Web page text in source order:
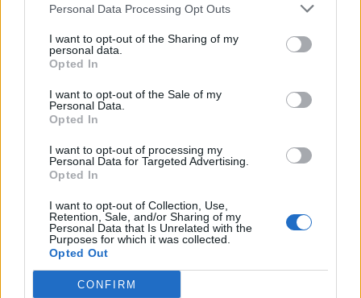
Personal Data Processing Opt Outs
I want to opt-out of the Sharing of my
personal data.
Opted In
I want to opt-out of the Sale of my
Personal Data.
Opted In
I want to opt-out of processing my
Personal Data for Targeted Advertising.
Opted In
I want to opt-out of Collection, Use,
Retention, Sale, and/or Sharing of my
Personal Data that Is Unrelated with the
Purposes for which it was collected.
Opted Out
CONFIRM
'Te regalo una cancion'
Comentarios (1)